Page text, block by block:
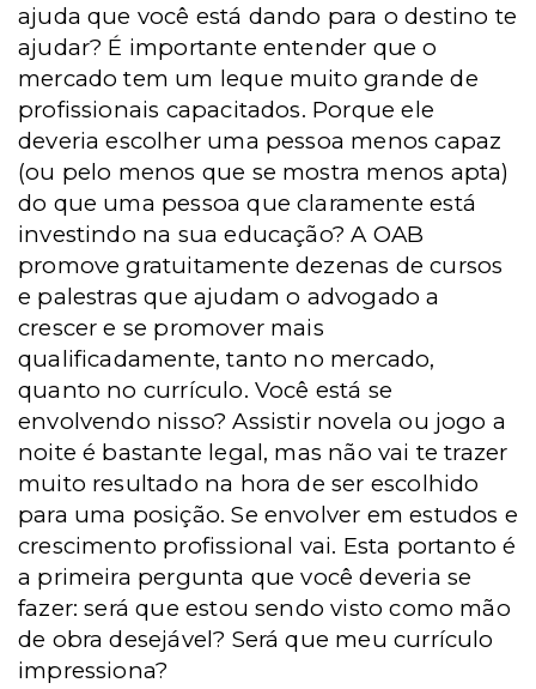
ajuda que você está dando para o destino te
ajudar? É importante entender que o
mercado tem um leque muito grande de
profissionais capacitados. Porque ele
deveria escolher uma pessoa menos capaz
(ou pelo menos que se mostra menos apta)
do que uma pessoa que claramente está
investindo na sua educação? A OAB
promove gratuitamente dezenas de cursos
e palestras que ajudam o advogado a
crescer e se promover mais
qualificadamente, tanto no mercado,
quanto no currículo. Você está se
envolvendo nisso? Assistir novela ou jogo a
noite é bastante legal, mas não vai te trazer
muito resultado na hora de ser escolhido
para uma posição. Se envolver em estudos e
crescimento profissional vai. Esta portanto é
a primeira pergunta que você deveria se
fazer: será que estou sendo visto como mão
de obra desejável? Será que meu currículo
impressiona?